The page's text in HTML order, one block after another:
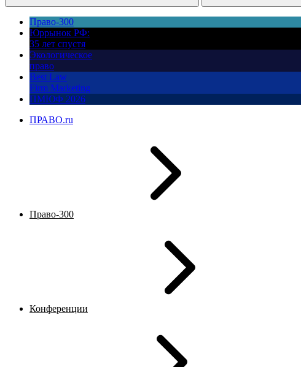
Право-300
Юррынок РФ:
35 лет спустя
Экологическое
право
Best Law
Firm Marketing
ПМЮФ 2026
ПРАВО.ru
Право-300
Конференции